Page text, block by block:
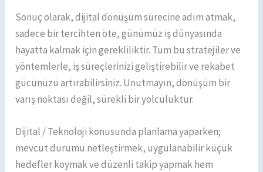
Sonuç olarak, dijital dönüşüm sürecine adım atmak,
sadece bir tercihten öte, günümüz iş dünyasında
hayatta kalmak için gerekliliktir. Tüm bu stratejiler ve
yöntemlerle, iş süreçlerinizi geliştirebilir ve rekabet
gücünüzü artırabilirsiniz. Unutmayın, dönüşüm bir
varış noktası değil, sürekli bir yolculuktur.
Dijital / Teknoloji konusunda planlama yaparken;
mevcut durumu netleştirmek, uygulanabilir küçük
hedefler koymak ve düzenli takip yapmak hem